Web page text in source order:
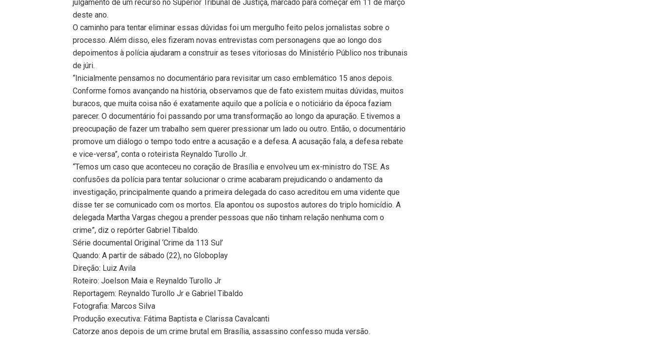
julgamento de um recurso no Superior Tribunal de Justiça, marcado para começar em 11 de março
deste ano.
O caminho para tentar eliminar essas dúvidas foi um mergulho feito pelos jornalistas sobre o
processo. Além disso, eles fizeram novas entrevistas com personagens que ao longo dos
depoimentos à polícia ajudaram a construir as teses vitoriosas do Ministério Público nos tribunais
de júri.
“Inicialmente pensamos no documentário para revisitar um caso emblemático 15 anos depois.
Conforme fomos avançando na história, observamos que de fato existem muitas dúvidas, muitos
buracos, que muita coisa não é exatamente aquilo que a polícia e o noticiário da época faziam
parecer. O documentário foi passando por uma transformação ao longo da apuração. E tivemos a
preocupação de fazer um trabalho sem querer pressionar um lado ou outro. Então, o documentário
promove um diálogo o tempo todo entre a acusação e a defesa. A acusação fala, a defesa rebate
e vice-versa”, conta o roteirista Reynaldo Turollo Jr.
“Temos um caso que aconteceu no coração de Brasília e envolveu um ex-ministro do TSE. As
confusões da polícia para tentar solucionar o crime acabaram prejudicando o andamento da
investigação, principalmente quando a primeira delegada do caso acreditou em uma vidente que
disse ter se comunicado com os mortos. Ela apontou os supostos autores do triplo homicídio. A
delegada Martha Vargas chegou a prender pessoas que não tinham relação nenhuma com o
crime”, diz o repórter Gabriel Tibaldo.
Série documental Original ‘Crime da 113 Sul’
Quando: A partir de sábado (22), no Globoplay
Direção: Luiz Avila
Roteiro: Joelson Maia e Reynaldo Turollo Jr
Reportagem: Reynaldo Turollo Jr e Gabriel Tibaldo
Fotografia: Marcos Silva
Produção executiva: Fátima Baptista e Clarissa Cavalcanti
Catorze anos depois de um crime brutal em Brasília, assassino confesso muda versão.